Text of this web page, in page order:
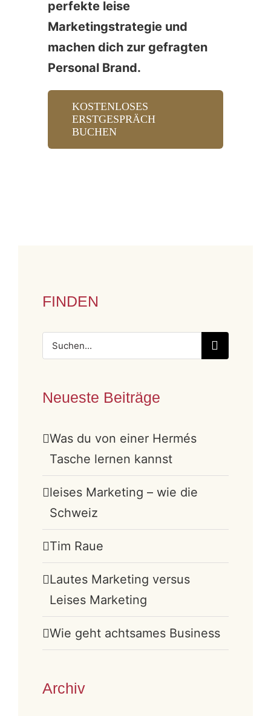
perfekte leise
Marketingstrategie und
machen dich zur gefragten
Personal Brand.
KOSTENLOSES
ERSTGESPRÄCH
BUCHEN
FINDEN
Suche
nach:
Neueste Beiträge
Was du von einer Hermés
Tasche lernen kannst
leises Marketing – wie die
Schweiz
Tim Raue
Lautes Marketing versus
Leises Marketing
Wie geht achtsames Business
Archiv